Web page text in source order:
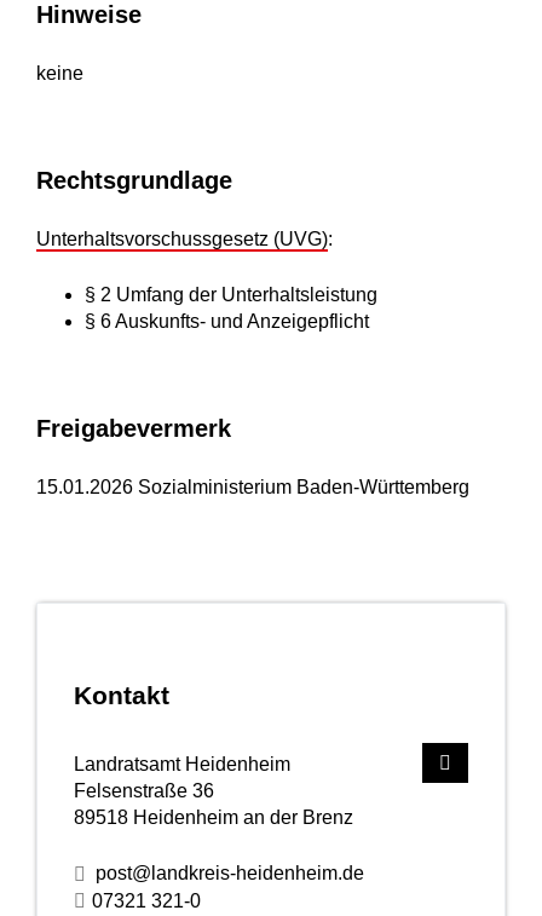
Kontakt
Landratsamt Heidenheim
Felsenstraße 36
89518 Heidenheim an der Brenz
post@landkreis-heidenheim.de
07321 321-0
Hinweise
keine
Rechtsgrundlage
Unterhaltsvorschussgesetz (UVG):
§ 2 Umfang der Unterhaltsleistung
§ 6 Auskunfts- und Anzeigepflicht
Freigabevermerk
15.01.2026 Sozialministerium Baden-Württemberg